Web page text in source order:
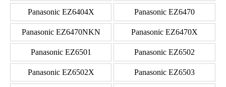
Panasonic EZ6404X Panasonic EZ6470
Panasonic EZ6470NKN Panasonic EZ6470X
Panasonic EZ6501 Panasonic EZ6502
Panasonic EZ6502X Panasonic EZ6503